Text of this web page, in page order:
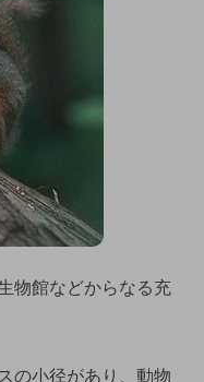
物館などからなる充
の小径があり、動物